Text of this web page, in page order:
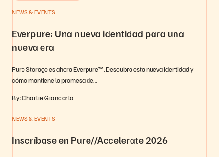
NEWS & EVENTS
Everpure: Una nueva identidad para una
nueva era
Pure Storage es ahora Everpure™. Descubra esta nueva identidad y
cómo mantiene la promesa de…
By: Charlie Giancarlo
NEWS & EVENTS
Inscríbase en Pure//Accelerate 2026